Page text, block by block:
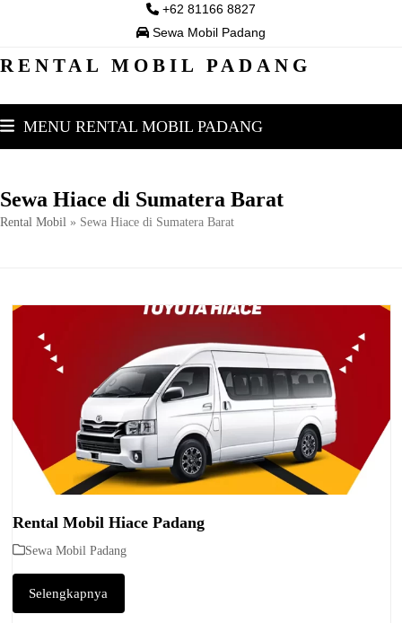
+62 81166 8827
Sewa Mobil Padang
RENTAL MOBIL PADANG
MENU RENTAL MOBIL PADANG
Sewa Hiace di Sumatera Barat
Rental Mobil » Sewa Hiace di Sumatera Barat
Rental Mobil Hiace Padang
Sewa Mobil Padang
Selengkapnya